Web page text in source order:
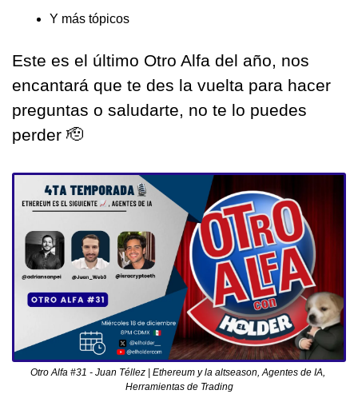
Y más tópicos
Este es el último Otro Alfa del año, nos
encantará que te des la vuelta para hacer
preguntas o saludarte, no te lo puedes
perder 🫡
Otro Alfa #31 - Juan Téllez | Ethereum y la altseason, Agentes de IA,
Herramientas de Trading